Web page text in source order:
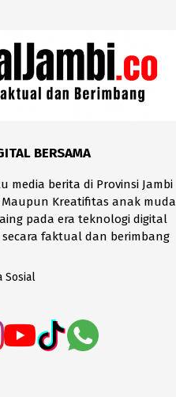
BERSAMA
media berita di Provinsi Jambi
Kreatifitas anak muda
pada era teknologi digital
faktual dan berimbang
Sosial